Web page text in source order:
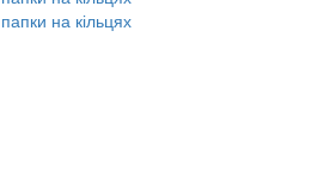
на кільцях